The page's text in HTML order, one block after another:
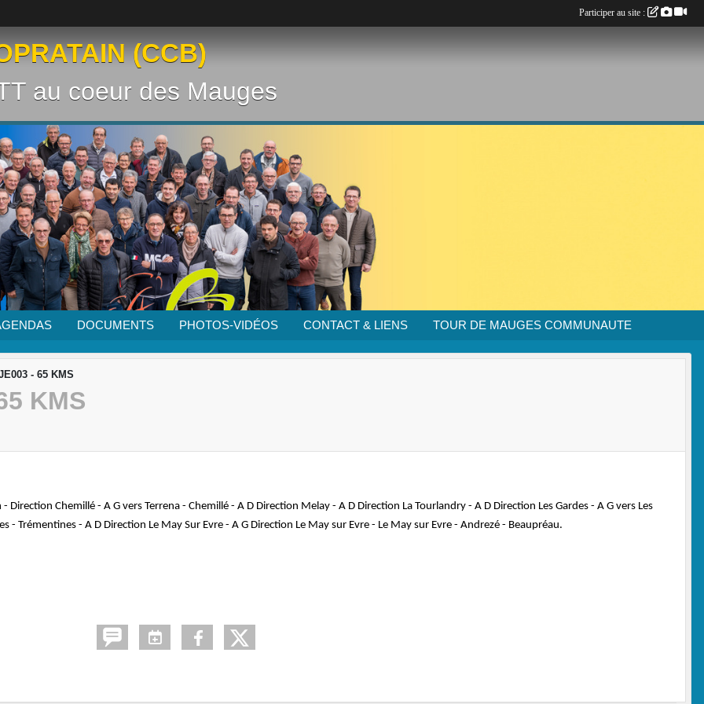
(CCB)
au coeur des Mauges
DOCUMENTS PHOTOS-VIDÉOS CONTACT & LIENS TOUR DE MAUGES COMMUNAUTE
- 65 KMS
KMS
Direction Chemillé - A G vers Terrena - Chemillé - A D Direction Melay - A D Direction La Tourlandry - A D Direction Les Gardes - A G vers Les
- Trémentines - A D Direction Le May Sur Evre - A G Direction Le May sur Evre - Le May sur Evre - Andrezé - Beaupréau.
Participer au site :